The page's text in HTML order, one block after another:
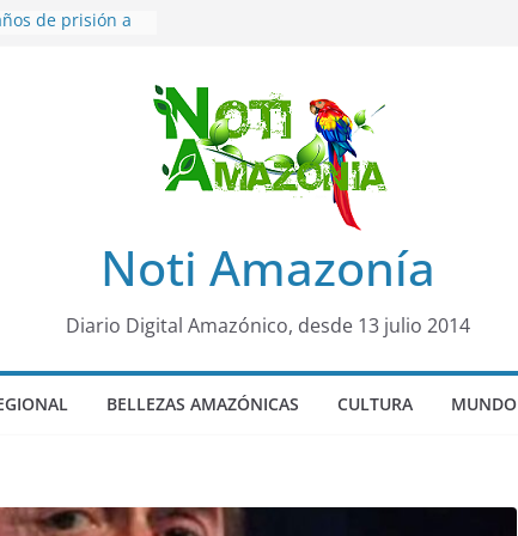
de prisión a
dormir mal en
Panamazónico, d
de la Amazonía
Noti Amazonía
Diario Digital Amazónico, desde 13 julio 2014
BELLEZAS AMAZÓNICAS CULTURA MUNDO